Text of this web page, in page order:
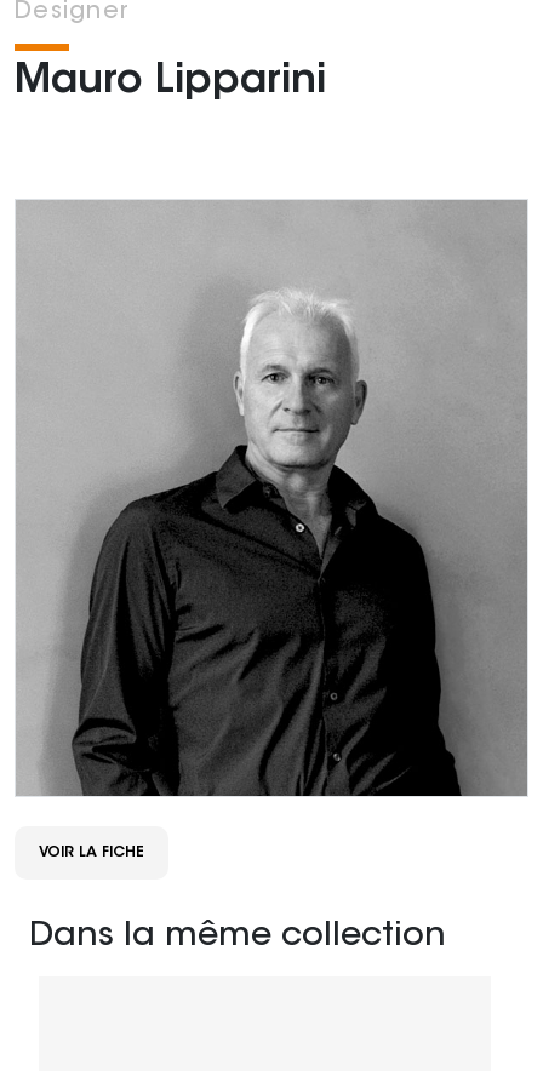
Designer
Mauro Lipparini
VOIR LA FICHE
Dans la même collection